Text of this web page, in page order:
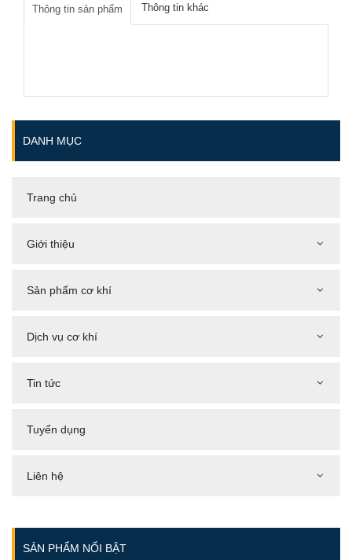
Thông tin sản phẩm Thông tin khác
DANH MỤC
Trang chủ
Giới thiệu
Sản phẩm cơ khí
Dịch vụ cơ khí
Tin tức
Tuyển dụng
Liên hệ
SẢN PHẨM NỔI BẬT